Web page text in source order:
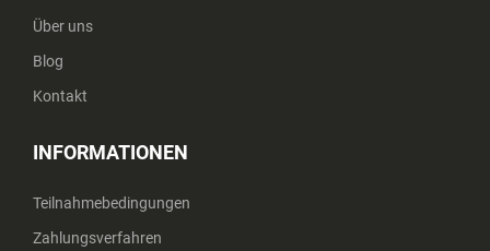
Über uns
Blog
Kontakt
INFORMATIONEN
Teilnahmebedingungen
Zahlungsverfahren